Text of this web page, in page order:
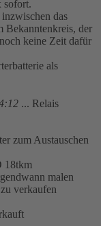
sofort.
das
der
keine Zeit dafür
als
... Relais
zum Austauschen
18tkm
malen
verkaufen